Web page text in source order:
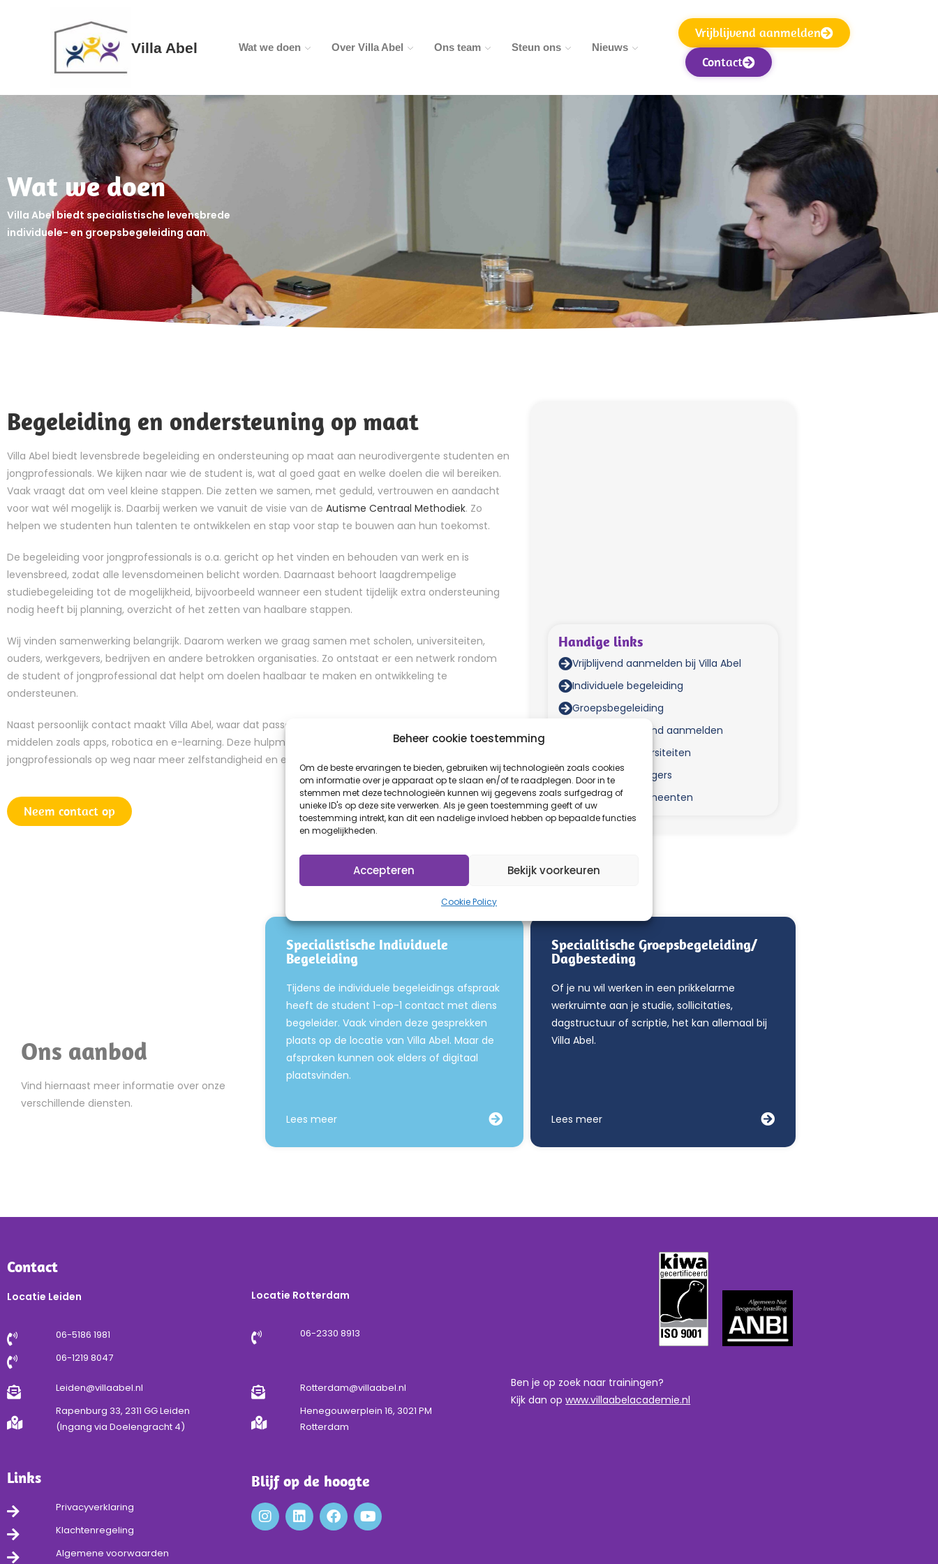
Beheer cookie toestemming
Om de beste ervaringen te bieden, gebruiken wij technologieën zoals cookies
om informatie over je apparaat op te slaan en/of te raadplegen. Door in te
stemmen met deze technologieën kunnen wij gegevens zoals surfgedrag of
unieke ID's op deze site verwerken. Als je geen toestemming geeft of uw
toestemming intrekt, kan dit een nadelige invloed hebben op bepaalde functies
en mogelijkheden.
Accepteren Bekijk voorkeuren
Cookie Policy
Villa Abel Wat we doen Over Villa Abel Ons team Steun ons Nieuws
Vrijblijvend aanmelden
Contact
Wat we doen
Villa Abel biedt specialistische levensbrede
individuele- en groepsbegeleiding aan.
Begeleiding en ondersteuning op maat
Villa Abel biedt levensbrede begeleiding en ondersteuning op maat aan neurodivergente studenten en
jongprofessionals. We kijken naar wie de student is, wat al goed gaat en welke doelen die wil bereiken.
Vaak vraagt dat om veel kleine stappen. Die zetten we samen, met geduld, vertrouwen en aandacht
voor wat wél mogelijk is. Daarbij werken we vanuit de visie van de Autisme Centraal Methodiek. Zo
helpen we studenten hun talenten te ontwikkelen en stap voor stap te bouwen aan hun toekomst.
De begeleiding voor jongprofessionals is o.a. gericht op het vinden en behouden van werk en is
levensbreed, zodat alle levensdomeinen belicht worden. Daarnaast behoort laagdrempelige
studiebegeleiding tot de mogelijkheid, bijvoorbeeld wanneer een student tijdelijk extra ondersteuning
nodig heeft bij planning, overzicht of het zetten van haalbare stappen.
Wij vinden samenwerking belangrijk. Daarom werken we graag samen met scholen, universiteiten,
ouders, werkgevers, bedrijven en andere betrokken organisaties. Zo ontstaat er een netwerk rondom
de student of jongprofessional dat helpt om doelen haalbaar te maken en ontwikkeling te
ondersteunen.
Naast persoonlijk contact maakt Villa Abel, waar dat passend en zinvol is, gebruik van moderne
middelen zoals apps, robotica en e-learning. Deze hulpmiddelen ondersteunen studenten en
jongprofessionals op weg naar meer zelfstandigheid en een duurzame toekomst.
Neem contact op
Handige links
Vrijblijvend aanmelden bij Villa Abel
Individuele begeleiding
Groepsbegeleiding
Vrijblijvend Iemand aanmelden
Scholen & universiteiten
Ouders & verzorgers
Verwijzers & Gemeenten
Ons aanbod
Vind hiernaast meer informatie over onze
verschillende diensten.
Specialistische Individuele
Begeleiding
Tijdens de individuele begeleidings afspraak
heeft de student 1-op-1 contact met diens
begeleider. Vaak vinden deze gesprekken
plaats op de locatie van Villa Abel. Maar de
afspraken kunnen ook elders of digitaal
plaatsvinden.
Lees meer
Specialitische Groepsbegeleiding/
Dagbesteding
Of je nu wil werken in een prikkelarme
werkruimte aan je studie, sollicitaties,
dagstructuur of scriptie, het kan allemaal bij
Villa Abel.
Lees meer
Contact
Locatie Leiden
06-5186 1981
06-1219 8047
Leiden@villaabel.nl
Rapenburg 33, 2311 GG Leiden
(Ingang via Doelengracht 4)
Links
Privacyverklaring
Klachtenregeling
Algemene voorwaarden
Locatie Rotterdam
06-2330 8913
Rotterdam@villaabel.nl
Henegouwerplein 16, 3021 PM
Rotterdam
Blijf op de hoogte
Ben je op zoek naar trainingen?
Kijk dan opwww.villaabelacademie.nl